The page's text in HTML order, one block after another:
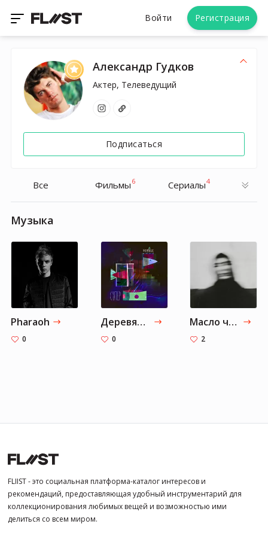
Войти Регистрация
Александр Гудков
Актер, Телеведущий
Подписаться
Все Фильмы 6 Cериалы4
Музыка
Pharaoh
0
Деревянные киты
0
Масло черного тмина
2
FLIIST - это социальная платформа-каталог интересов и
рекомендаций, предоставляющая удобный инструментарий для
коллекционирования любимых вещей и возможностью ими
делиться со всем миром.